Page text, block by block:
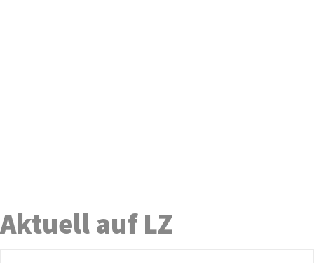
Aktuell auf LZ